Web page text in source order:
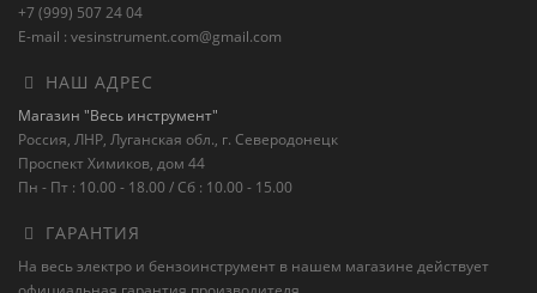
+7 (999) 507 24 04
E-mail : vesinstrument.com@gmail.com
НАШ АДРЕС
Магазин "Весь инструмент"
Россия, ЛНР, Луганская обл., г. Северодонецк
Проспект Химиков, дом 44
Пн - Пт : 10.00 - 18.00 / Сб : 10.00 - 15.00
ГАРАНТИЯ
На весь электро и бензоинструмент в нашем магазине действует